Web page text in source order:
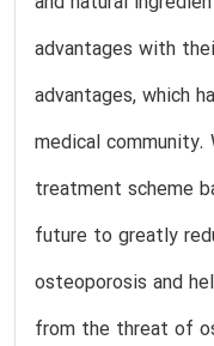
advantages with
advantages, which
medical
treatment scheme
future to greatly
osteoporosis and
from the threat of